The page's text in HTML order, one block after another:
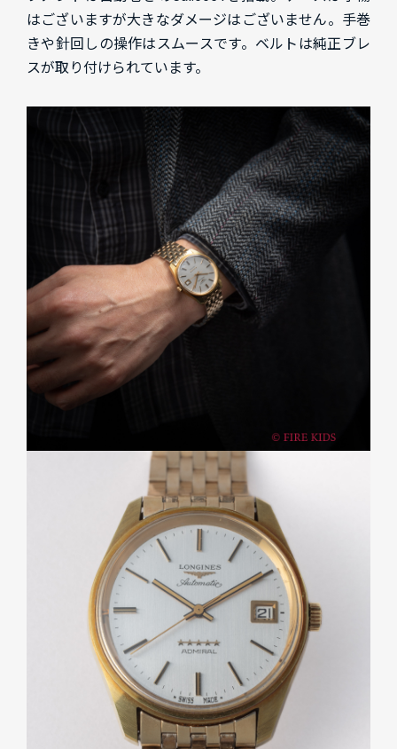
はございますが大きなダメージはございません。手巻
きや針回しの操作はスムースです。ベルトは純正ブレ
スが取り付けられています。